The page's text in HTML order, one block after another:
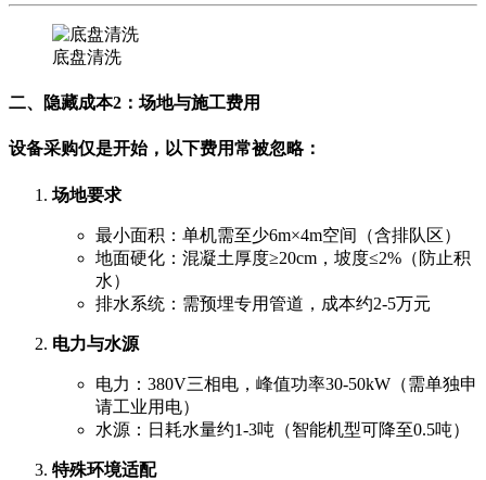
底盘清洗
二、隐藏成本2：场地与施工费用
设备采购仅是开始，以下费用常被忽略：
场地要求
最小面积：单机需至少6m×4m空间（含排队区）
地面硬化：混凝土厚度≥20cm，坡度≤2%（防止积
水）
排水系统：需预埋专用管道，成本约2-5万元
电力与水源
电力：380V三相电，峰值功率30-50kW（需单独申
请工业用电）
水源：日耗水量约1-3吨（智能机型可降至0.5吨）
特殊环境适配